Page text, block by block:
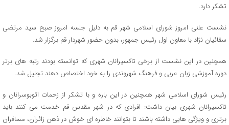
تشکر دارد.
نشست علنی امروز شورای اسلامی شهر قم به دلیل جلسه امروز صبح سید مرتضی
سقائیان نژاد با معاون اول رئیس جمهور، بدون حضور شهردار قم برگزار شد.
همچنین در این نشست از برخی تاکسیرانان شهری که توانسته بودند رتبه های برتر
دوره آموزشی زبان عربی و فرهنگ شهروندی را به خود اختصاص دهند تجلیل شد.
رئیس شورای اسلامی شهر همچنین در این باره و با تشکر از زحمات اتوبوسرانان و
تاکسیرانان شهری بیان داشت: افرادی که در شهر مقدس قم خدمت می کنند باید
برتری و ویژگی هایی داشته باشند تا بتوانند خاطره ای خوش در ذهن زائران، مسافران